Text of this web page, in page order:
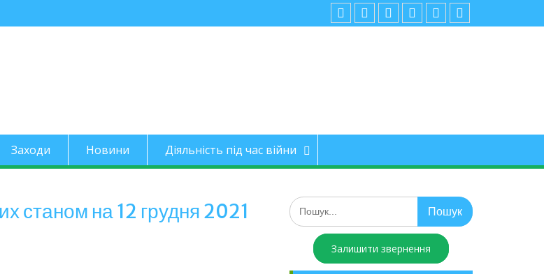
Заходи Новини Діяльність під час війни
станом на 12 грудня 2021
Залишити звернення